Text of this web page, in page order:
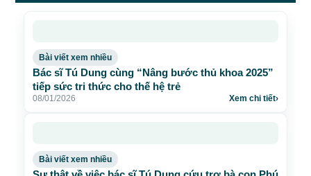
Bài viết xem nhiều
Bác sĩ Tú Dung cùng “Nâng bước thủ khoa 2025”
tiếp sức tri thức cho thế hệ trẻ
08/01/2026 Xem chi tiết›
Bài viết xem nhiều